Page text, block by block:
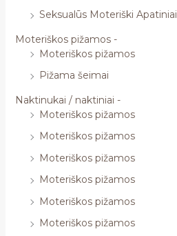
Seksualūs Moteriški Apatiniai
Moteriškos pižamos -
Moteriškos pižamos
Pižama šeimai
Naktinukai / naktiniai -
Moteriškos pižamos
Moteriškos pižamos
Moteriškos pižamos
Moteriškos pižamos
Moteriškos pižamos
Moteriškos pižamos